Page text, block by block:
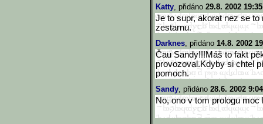
Katty, přidáno 29.8. 2002
Je to supr, akorat nez se
zestarnu.
Darknes, přidáno 14.8. 2002
Čau Sandy!!!Máš to fakt
provozoval.Kdyby si chtel
pomoch.
Sandy, přidáno 28.6. 2002
No, ono v tom prologu moc